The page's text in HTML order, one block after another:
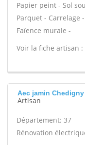
Papier peint - Sol
Parquet - Carrelage
Faïence murale -
Voir la fiche artisan :
Aec jamin Chedigny
Artisan
Département: 37
Rénovation